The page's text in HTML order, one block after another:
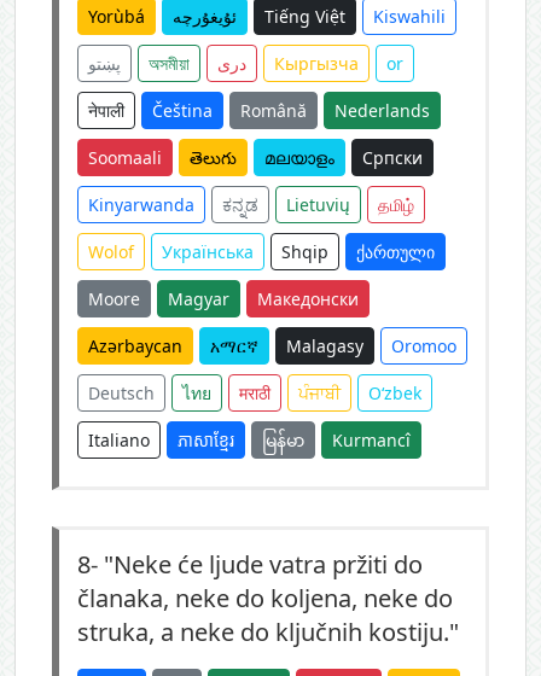
Yorùbá ئۇيغۇرچە Tiếng Việt Kiswahili
پښتو অসমীয়া دری Кыргызча or
नेपाली Čeština Română Nederlands
Soomaali తెలుగు മലയാളം Српски
Kinyarwanda ಕನ್ನಡ Lietuvių தமிழ்
Wolof Українська Shqip ქართული
Moore Magyar Македонски
Azərbaycan አማርኛ Malagasy Oromoo
Deutsch ไทย मराठी ਪੰਜਾਬੀ O‘zbek
Italiano ភាសាខ្មែរ မြန်မာ Kurmancî
8- "Neke će ljude vatra pržiti do
članaka, neke do koljena, neke do
struka, a neke do ključnih kostiju."